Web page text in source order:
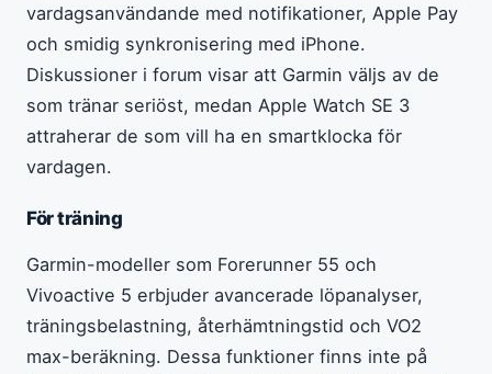
vardagsanvändande med notifikationer, Apple Pay
och smidig synkronisering med iPhone.
Diskussioner i forum visar att Garmin väljs av de
som tränar seriöst, medan Apple Watch SE 3
attraherar de som vill ha en smartklocka för
vardagen.
För träning
Garmin-modeller som Forerunner 55 och
Vivoactive 5 erbjuder avancerade löpanalyser,
träningsbelastning, återhämtningstid och VO2
max-beräkning. Dessa funktioner finns inte på